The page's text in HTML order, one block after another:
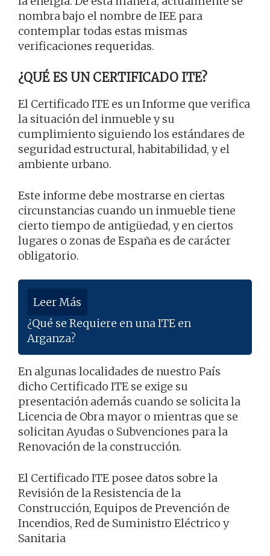
nombra bajo el nombre de IEE para
contemplar todas estas mismas
verificaciones requeridas.
¿QUÉ ES UN CERTIFICADO ITE?
El Certificado ITE es un Informe que verifica
la situación del inmueble y su
cumplimiento siguiendo los estándares de
seguridad estructural, habitabilidad, y el
ambiente urbano.
Este informe debe mostrarse en ciertas
circunstancias cuando un inmueble tiene
cierto tiempo de antigüedad, y en ciertos
lugares o zonas de España es de carácter
obligatorio.
Leer Más
¿Qué se Requiere en una ITE en
Arganza?
En algunas localidades de nuestro País
dicho Certificado ITE se exige su
presentación además cuando se solicita la
Licencia de Obra mayor o mientras que se
solicitan Ayudas o Subvenciones para la
Renovación de la construcción.
El Certificado ITE posee datos sobre la
Revisión de la Resistencia de la
Construcción, Equipos de Prevención de
Incendios, Red de Suministro Eléctrico y
Sanitaria